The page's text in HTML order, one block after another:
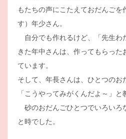
もたちの声にこたえておだんご
す）年少さん。
自分でも作れるけど、「先生わ
きた年中さんは、作ってもらった
ています。
そして、年長さんは、ひとつのお
「こうやってみがくんだよ～」と
砂のおだんごひとつでいろいろ
と時でした。